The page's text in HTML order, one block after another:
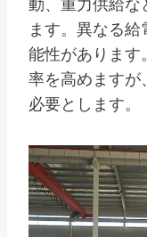
ます。異なる
能性があります
率を高めますが
必要とします。